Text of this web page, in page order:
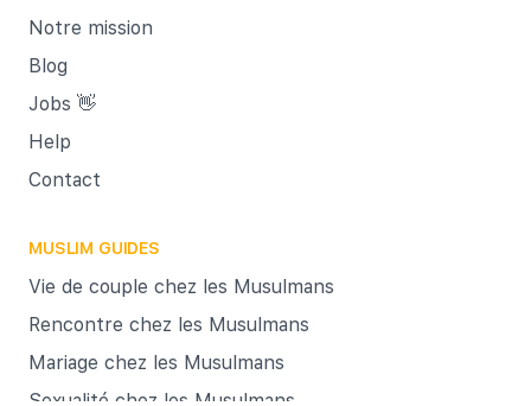
Notre mission
Blog
Jobs 👋
Help
Contact
MUSLIM GUIDES
Vie de couple chez les Musulmans
Rencontre chez les Musulmans
Mariage chez les Musulmans
Sexualité chez les Musulmans